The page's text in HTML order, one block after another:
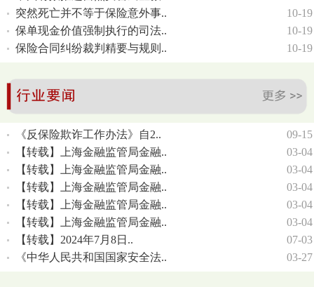
突然死亡并不等于保险意外事..
10-19
保单现金价值强制执行的司法..
10-19
保险合同纠纷裁判精要与规则..
10-19
《反保险欺诈工作办法》自2..
09-15
【转载】上海金融监管局金融..
03-04
【转载】上海金融监管局金融..
03-04
【转载】上海金融监管局金融..
03-04
【转载】上海金融监管局金融..
03-04
【转载】上海金融监管局金融..
03-04
【转载】2024年7月8日..
07-03
《中华人民共和国国家安全法..
03-27